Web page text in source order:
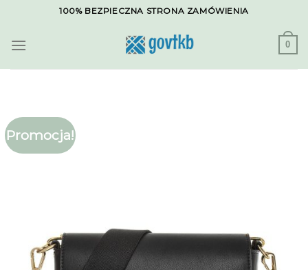
content
100% BEZPIECZNA STRONA ZAMÓWIENIA
0
Promocja!